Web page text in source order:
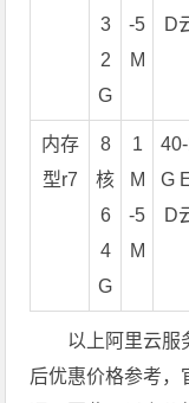
3
2
G
-5
M
D
内存
型r7
8
核
6
4
G
1
M
-5
M
G
D
以上阿里云服
后优惠价格参考，